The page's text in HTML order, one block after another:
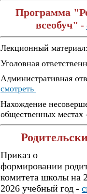
Программа
всеобуч" -
Лекционный
Уголовная
Административная
смотреть
Нахождение
общественных
Приказ о
формировании
комитета школы на
2026 учебный год -